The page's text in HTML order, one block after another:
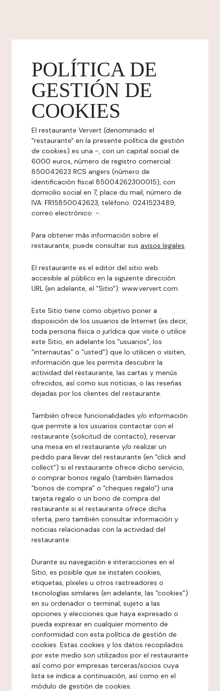
POLÍTICA DE
GESTIÓN DE
COOKIES
El restaurante Ververt (denominado el
"restaurante" en la presente política de gestión
de cookies) es una -, con un capital social de
6000 euros, número de registro comercial:
850042623 RCS angers (número de
identificación fiscal 85004262300015), con
domicilio social en 7, place du mail, número de
IVA: FR15850042623, teléfono: 0241523489,
correo electrónico: -.
Para obtener más información sobre el
restaurante, puede consultar sus avisos legales.
El restaurante es el editor del sitio web
accesible al público en la siguiente dirección
URL (en adelante, el "Sitio"): www.ververt.com.
Este Sitio tiene como objetivo poner a
disposición de los usuarios de Internet (es decir,
toda persona física o jurídica que visite o utilice
este Sitio, en adelante los "usuarios", los
"internautas" o "usted") que lo utilicen o visiten,
información que les permita descubrir la
actividad del restaurante, las cartas y menús
ofrecidos, así como sus noticias, o las reseñas
dejadas por los clientes del restaurante.
También ofrece funcionalidades y/o información
que permite a los usuarios contactar con el
restaurante (solicitud de contacto), reservar
una mesa en el restaurante y/o realizar un
pedido para llevar del restaurante (en "click and
collect") si el restaurante ofrece dicho servicio,
o comprar bonos regalo (también llamados
"bonos de compra" o "cheques regalo") una
tarjeta regalo o un bono de compra del
restaurante si el restaurante ofrece dicha
oferta, pero también consultar información y
noticias relacionadas con la actividad del
restaurante.
Durante su navegación e interacciones en el
Sitio, es posible que se instalen cookies,
etiquetas, píxeles u otros rastreadores o
tecnologías similares (en adelante, las "cookies")
en su ordenador o terminal, sujeto a las
opciones y elecciones que haya expresado o
pueda expresar en cualquier momento de
conformidad con esta política de gestión de
cookies. Estas cookies y los datos recopilados
por este medio son utilizados por el restaurante
así como por empresas terceras/socios cuya
lista se indica a continuación, así como en el
módulo de gestión de cookies.